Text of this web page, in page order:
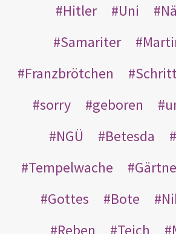
Hitler
Uni
Samariter
Franzbrötchen
sorry
geboren
NGÜ
Betesda
Tempelwache
Gottes
Bote
Reben
Teich